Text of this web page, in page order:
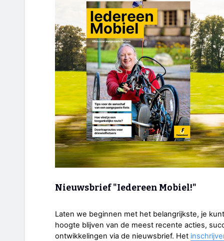
Nieuwsbrief "Iedereen Mobiel!"
Laten we beginnen met het belangrijkste, je
hoogte blijven van de meest recente acties,
ontwikkelingen via de nieuwsbrief. Het